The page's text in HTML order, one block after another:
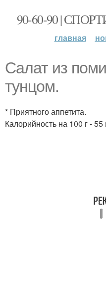
90-60-90 |
главная
Салат из
тунцом.
* Приятного аппетита.
Калорийность на 100 г - 55